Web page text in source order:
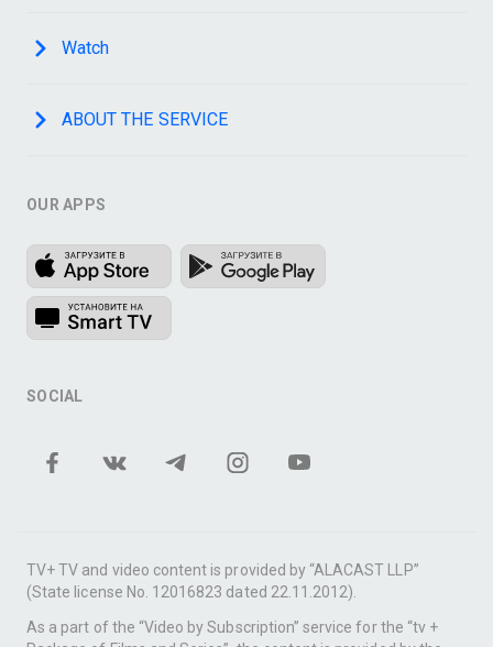
Watch
ABOUT THE SERVICE
OUR APPS
SOCIAL
TV+ TV and video content is provided by “ALACAST LLP”
(State license No. 12016823 dated 22.11.2012).
As a part of the “Video by Subscription” service for the “tv +